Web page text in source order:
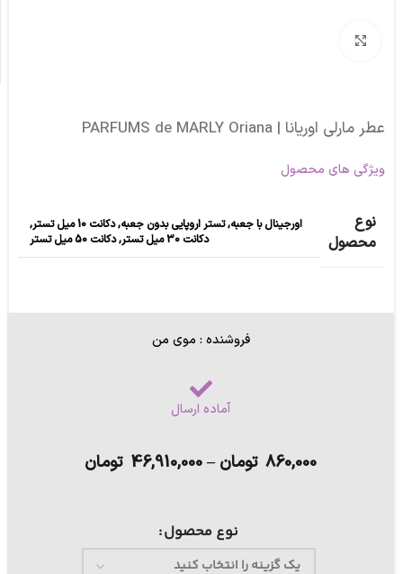
عطر مارلی اوریانا | PARFUMS de MARLY Oriana
ویژگی های محصول
نوع
محصول
اورجینال با جعبه,تستر اروپایی بدون جعبه,دکانت 10 میل تستر
,
دکانت 30 میل تستر
,دکانت 50 میل تستر
فروشنده : موی من
آماده ارسال
860,000 تومان –
46,910,000 تومان
نوع محصول